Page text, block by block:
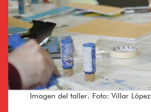
Imagen del taller. Foto: Villar López